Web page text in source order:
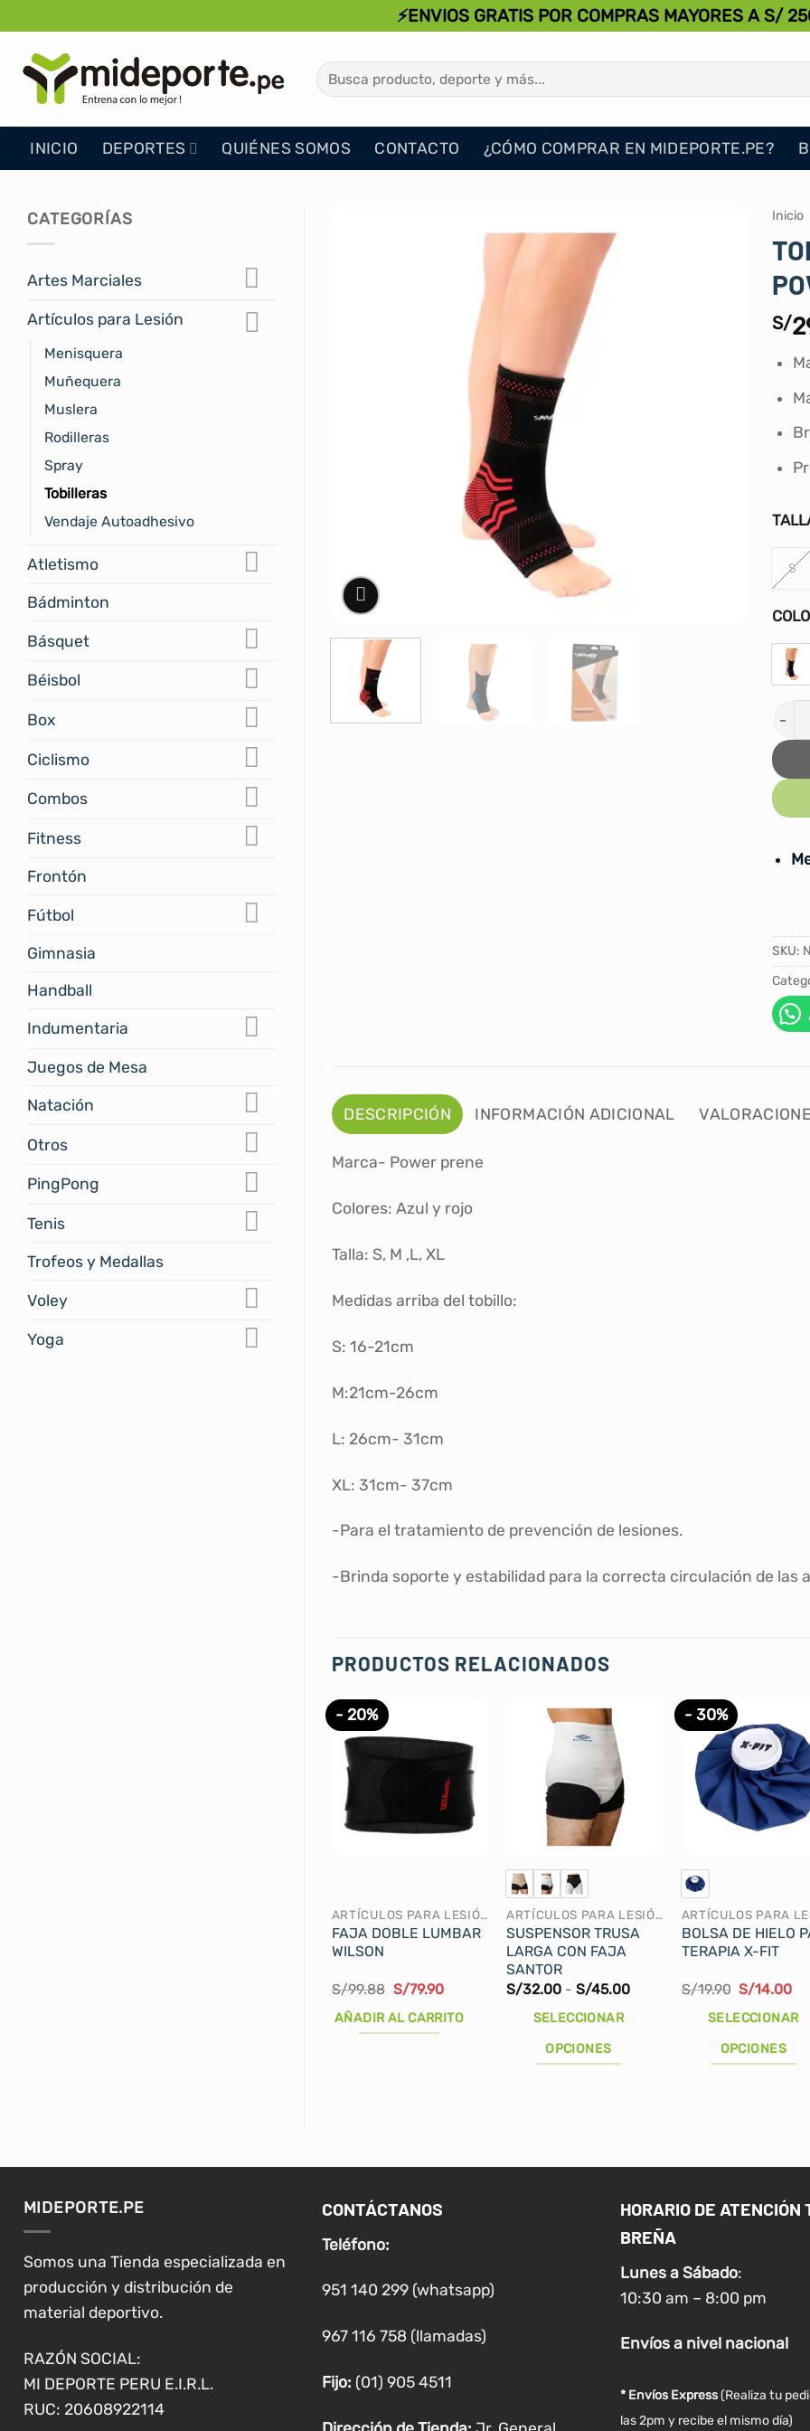
al
contenido
⚡ENVIOS GRATIS POR COMPRAS MAYORES A S/
Buscar
por:
INICIO DEPORTES QUIÉNES SOMOS CONTACTO ¿CÓMO COMPRAR EN MIDEPORTE.PE?
CATEGORÍAS
Artes Marciales
Artículos para Lesión
Menisquera
Muñequera
Muslera
Rodilleras
Spray
Tobilleras
Vendaje Autoadhesivo
Atletismo
Bádminton
Básquet
Béisbol
Box
Ciclismo
Combos
Fitness
Frontón
Fútbol
Gimnasia
Handball
Indumentaria
Juegos de Mesa
Natación
Otros
PingPong
Tenis
Trofeos y Medallas
Voley
Yoga
Inicio
S/
S
SKU:
DESCRIPCIÓN INFORMACIÓN ADICIONAL
Marca- Power prene
Colores: Azul y rojo
Talla: S, M ,L, XL
Medidas arriba del tobillo:
S: 16-21cm
M:21cm-26cm
L: 26cm- 31cm
XL: 31cm- 37cm
-Para el tratamiento de prevención de lesiones.
-Brinda soporte y estabilidad para la correcta circulación de las
PRODUCTOS RELACIONADOS
- 20%
ARTÍCULOS PARA LESIÓN
FAJA DOBLE LUMBAR
WILSON
S/99.88 El
precio
original
era:
S/79.90El
actual
AÑADIR AL CARRITO
ARTÍCULOS PARA LESIÓN
SUSPENSOR TRUSA
LARGA CON FAJA
SANTOR
S/32.00 - S/45.00Rango
SELECCIONAR
OPCIONES
variantes.
- 30%
BOLSA DE HIELO
TERAPIA X-FIT
S/19.90 El
precio
original
S/19.90.
S/14.00El
SELECCIONAR
OPCIONES
variantes.
opciones
elegir
en
página
producto
MIDEPORTE.PE
Somos una Tienda especializada en
producción y distribución de
material deportivo.
RAZÓN SOCIAL:
MI DEPORTE PERU E.I.R.L.
RUC: 20608922114
CONTÁCTANOS
Teléfono:
951 140 299 (whatsapp)
967 116 758 (llamadas)
Fijo: (01) 905 4511
HORARIO DE ATENCIÓN
BREÑA
Lunes a Sábado:
10:30 am – 8:00 pm
Envíosa nivel nacional
* Envíos Express(Realiza tu
las 2pm y recibe el mismo día)